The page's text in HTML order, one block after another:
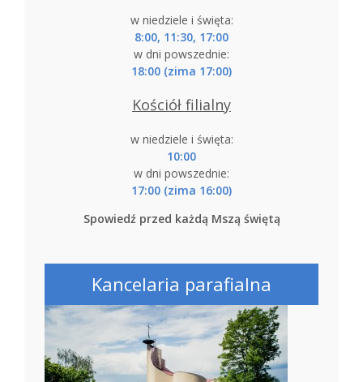
w niedziele i święta:
8:00, 11:30, 17:00
w dni powszednie:
18:00 (zima 17:00)
Kościół filialny
w niedziele i święta:
10:00
w dni powszednie:
17:00 (zima 16:00)
Spowiedź przed każdą Mszą świętą
Kancelaria parafialna